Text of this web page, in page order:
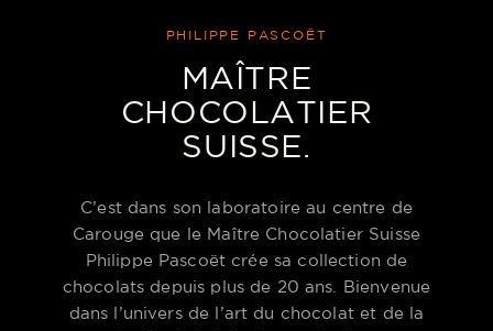
PHILIPPE PASCOËT
MAÎTRE
CHOCOLATIER
SUISSE.
C’est dans son laboratoire au centre de
Carouge que le Maître Chocolatier Suisse
Philippe Pascoët crée sa collection de
chocolats depuis plus de 20 ans. Bienvenue
dans l’univers de l’art du chocolat et de la